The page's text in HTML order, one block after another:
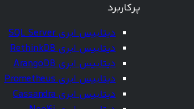
پرکاربرد
دیتابیس ابری SQL Server
دیتابیس ابری RethinkDB
دیتابیس ابری ArangoDB
دیتابیس ابری Prometheus
دیتابیس ابری Cassandra